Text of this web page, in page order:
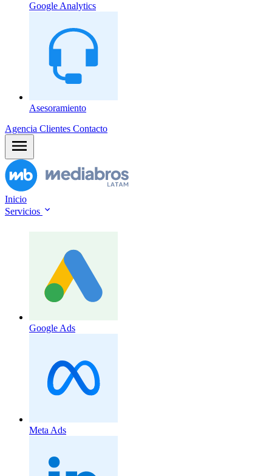
Google Analytics
Asesoramiento
Agencia Clientes Contacto
Inicio
Servicios
Google Ads
Meta Ads